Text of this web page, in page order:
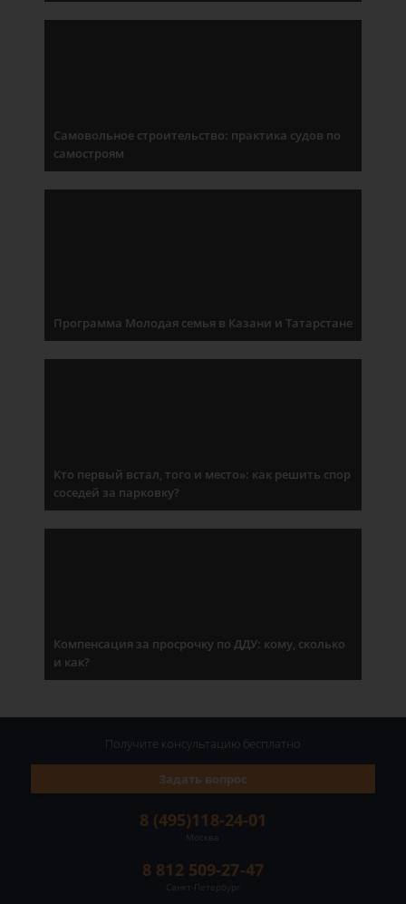
Самовольное строительство: практика судов по
самостроям
Программа Молодая семья в Казани и Татарстане
Кто первый встал, того и место»: как решить спор
соседей за парковку?
Компенсация за просрочку по ДДУ: кому, сколько
и как?
8 (495)118-24-01
Москва
8 812 509-27-47
Санкт-Петербург
Задать вопрос
Получите консультацию бесплатно